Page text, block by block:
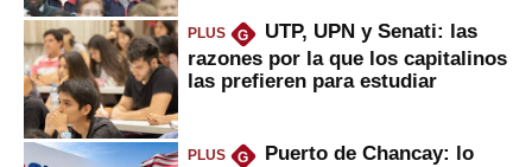
PLUS G
UTP, UPN y Senati: las
razones por la que los capitalinos
las prefieren para estudiar
PLUS G
Puerto de Chancay: lo